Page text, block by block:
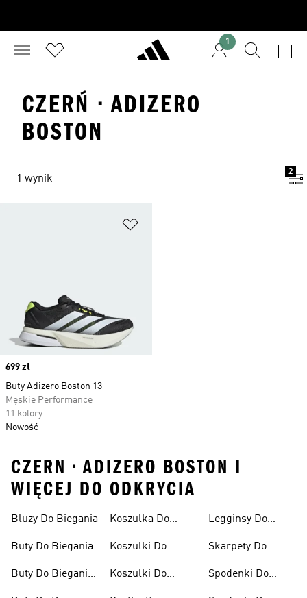
1
CZERŃ · ADIZERO
BOSTON
1 wynik
2
Price
699 zł
Buty Adizero Boston 13
Męskie Performance
11 kolory
Nowość
CZERN • ADIZERO BOSTON I
WIĘCEJ DO ODKRYCIA
Bluzy Do Biegania
Buty Do Biegania
Buty Do Biegania
Koszulka Do
Koszulki Do
Koszulki Do
Legginsy Do
Skarpety Do
Spodenki Do